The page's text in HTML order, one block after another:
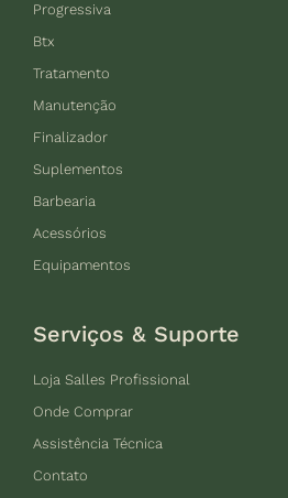
Progressiva
Btx
Tratamento
Manutenção
Finalizador
Suplementos
Barbearia
Acessórios
Equipamentos
Serviços & Suporte
Loja Salles Profissional
Onde Comprar
Assistência Técnica
Contato